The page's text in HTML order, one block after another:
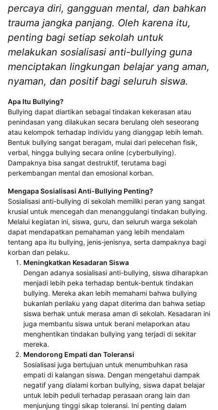
percaya diri, gangguan mental, dan bahkan
trauma jangka panjang. Oleh karena itu,
penting bagi setiap sekolah untuk
melakukan sosialisasi anti-bullying guna
menciptakan lingkungan belajar yang aman,
nyaman, dan positif bagi seluruh siswa.
Apa Itu Bullying?
Bullying dapat diartikan sebagai tindakan kekerasan atau
penindasan yang dilakukan secara berulang oleh seseorang
atau kelompok terhadap individu yang dianggap lebih lemah.
Bentuk bullying sangat beragam, mulai dari pelecehan fisik,
verbal, hingga bullying secara online (cyberbullying).
Dampaknya bisa sangat destruktif, terutama bagi
perkembangan mental dan emosional korban.
Mengapa Sosialisasi Anti-Bullying Penting?
Sosialisasi anti-bullying di sekolah memiliki peran yang sangat
krusial untuk mencegah dan menanggulangi tindakan bullying.
Melalui kegiatan ini, siswa, guru, dan seluruh warga sekolah
dapat mendapatkan pemahaman yang lebih mendalam
tentang apa itu bullying, jenis-jenisnya, serta dampaknya bagi
korban dan pelaku.
Meningkatkan Kesadaran Siswa
Dengan adanya sosialisasi anti-bullying, siswa diharapkan
menjadi lebih peka terhadap bentuk-bentuk tindakan
bullying. Mereka akan lebih memahami bahwa bullying
bukanlah perilaku yang dapat diterima dan bahwa setiap
siswa berhak untuk merasa aman di sekolah. Kesadaran ini
juga membantu siswa untuk berani melaporkan atau
menghentikan tindakan bullying yang terjadi di sekitar
mereka.
Mendorong Empati dan Toleransi
Sosialisasi juga bertujuan untuk menumbuhkan rasa
empati di kalangan siswa. Dengan mengetahui dampak
negatif yang dialami korban bullying, siswa dapat belajar
untuk lebih peduli terhadap perasaan orang lain dan
menjunjung tinggi sikap toleransi. Ini penting dalam